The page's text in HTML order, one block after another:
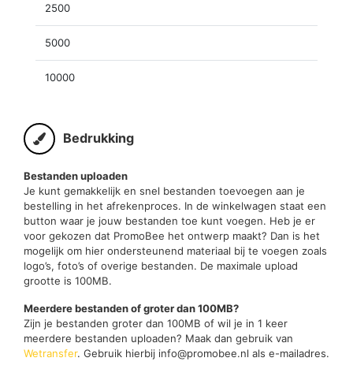
2500
5000
10000
Bedrukking
Bestanden uploaden
Je kunt gemakkelijk en snel bestanden toevoegen aan je
bestelling in het afrekenproces. In de winkelwagen staat een
button waar je jouw bestanden toe kunt voegen. Heb je er
voor gekozen dat PromoBee het ontwerp maakt? Dan is het
mogelijk om hier ondersteunend materiaal bij te voegen zoals
logo’s, foto’s of overige bestanden. De maximale upload
grootte is 100MB.
Meerdere bestanden of groter dan 100MB?
Zijn je bestanden groter dan 100MB of wil je in 1 keer
meerdere bestanden uploaden? Maak dan gebruik van
Wetransfer. Gebruik hierbij info@promobee.nl als e-mailadres.